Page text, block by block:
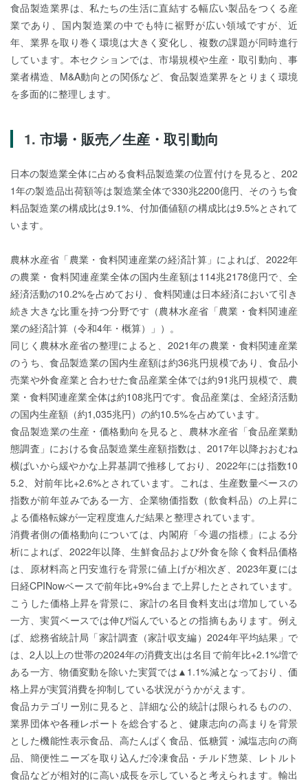
食品製造業界は、私たちの生活に直結する幅広い製品をつくる産
業であり、国内製造業の中でも特に裾野が広い領域ですが、近
年、業界を取り巻く環境は大きく変化し、複数の課題が同時進行
しています。本セクションでは、市場規模や生産・取引動向、事
業者構造、M&A動向との関係など、食品製造業界をとりまく環境
を多面的に整理します。
市場・販売／生産・取引動向
日本の製造業全体に占める食料品製造業の位置付けを見ると、202
1年の製造品出荷額等は製造業全体で330兆2200億円、そのうち食
料品製造業の構成比は9.1%、付加価値額の構成比は9.5%とされて
います。
農林水産省「農業・食料関連産業の経済計算」によれば、2022年
の農業・食料関連産業全体の国内生産額は114兆2178億円で、全
経済活動の10.2%を占めており、食料関連は日本経済において引き
続き大きな比重を持つ分野です（農林水産省「農業・食料関連産
業の経済計算（令和4年・概算）」）。
同じく農林水産省の整理によると、2021年の農業・食料関連産業
のうち、食品製造業の国内生産額は約36兆円規模であり、食品小
売業や外食産業と合わせた食品産業全体では約91兆円規模で、農
業・食料関連産業全体は約108兆円です。食品産業は、全経済活動
の国内生産額（約1,035兆円）の約10.5%を占めています。
食品製造業の生産・価格動向を見ると、農林水産省「食品産業動
態調査」における食品製造業生産額指数は、2017年以降おおむね
横ばいから緩やかな上昇基調で推移しており、2022年には指数10
5.2、対前年比+2.6%とされています。これは、生産数量ベースの
指数が前年並みである一方、企業物価指数（飲食料品）の上昇に
よる価格転嫁が一定程度進んだ結果と整理されています。
消費者側の価格動向については、内閣府「今週の指標」による分
析によれば、2022年以降、生鮮食品および外食を除く食料品価格
は、原材料高と円安進行を背景に値上げが相次ぎ、2023年夏には
日経CPINowベースで前年比+9%台まで上昇したとされています。
こうした価格上昇を背景に、家計の名目食料支出は増加している
一方、実質ベースでは伸び悩んでいるとの指摘もあります。例え
ば、総務省統計局「家計調査（家計収支編）2024年平均結果」で
は、2人以上の世帯の2024年の消費支出は名目で前年比+2.1%増で
ある一方、物価変動を除いた実質では▲1.1%減となっており、価
格上昇が実質消費を抑制している状況がうかがえます。
食品カテゴリー別に見ると、詳細な公的統計は限られるものの、
業界団体や各種レポートを総合すると、健康志向の高まりを背景
とした機能性表示食品、高たんぱく食品、低糖質・減塩志向の商
品、簡便性ニーズを取り込んだ冷凍食品・チルド惣菜、レトルト
食品などが相対的に高い成長を示していると考えられます。輸出